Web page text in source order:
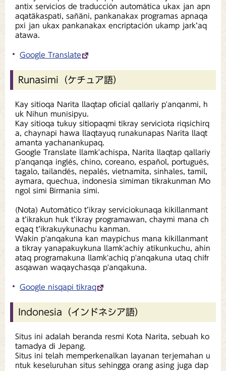
antix servicios de traducción automática ukax jan apn
aqatäkaspati, sañäni, pankanakax programas apnaqa
pxi jan ukax pankanakax encriptación ukamp jark’aq
atawa.
Google Translate
Runasimi（ケチュア語）
Kay sitioqa Narita llaqtap oficial qallariy p'anqanmi, h
uk Nihun munisipyu.
Kay sitioqa tukuy sitiopaqmi tikray serviciota riqsichirq
a, chaynapi hawa llaqtayuq runakunapas Narita llaqt
amanta yachanankupaq.
Google Translate llamk'achispa, Narita llaqtap qallariy
p'anqanqa inglés, chino, coreano, español, portugués,
tagalo, tailandés, nepalés, vietnamita, sinhales, tamil,
aymara, quechua, indonesia simiman tikrakunman Mo
ngol simi Birmania simi.
(Nota) Automático t’ikray serviciokunaqa kikillanmant
a t’ikrakun huk t’ikray programawan, chaymi mana ch
eqaq t’ikrakuykunachu kanman.
Wakin p'anqakuna kan maypichus mana kikillanmant
a tikray yanapakuykuna llamk'achiy atikunkuchu, ahin
ataq programakuna llamk'achiq p'anqakuna utaq chifr
asqawan waqaychasqa p'anqakuna.
Google nisqapi tikraq
Indonesia（インドネシア語）
Situs ini adalah beranda resmi Kota Narita, sebuah ko
tamadya di Jepang.
Situs ini telah memperkenalkan layanan terjemahan u
ntuk keseluruhan situs sehingga orang asing juga dap